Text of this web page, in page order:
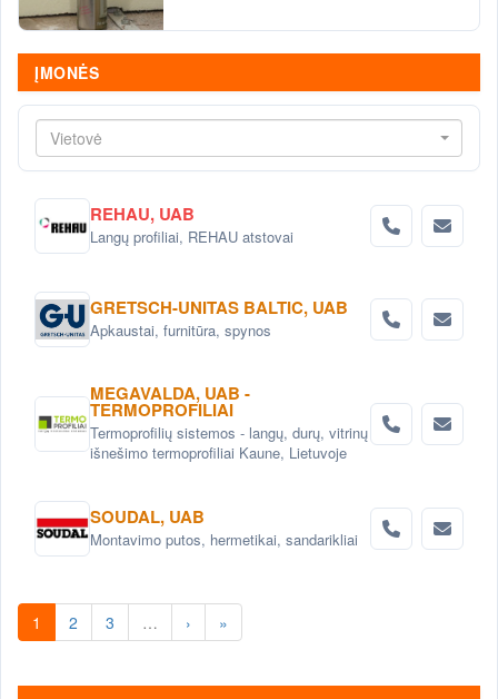
ĮMONĖS
Vietovė
REHAU, UAB
Langų profiliai, REHAU atstovai
GRETSCH-UNITAS BALTIC, UAB
Apkaustai, furnitūra, spynos
MEGAVALDA, UAB -
TERMOPROFILIAI
Termoprofilių sistemos - langų, durų, vitrinų
išnešimo termoprofiliai Kaune, Lietuvoje
SOUDAL, UAB
Montavimo putos, hermetikai, sandarikliai
1 2 3 … › »